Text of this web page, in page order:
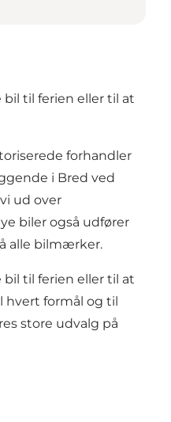
til ferien eller til at
forhandler
i Bred ved
ud over
biler også udfører
alle bilmærker.
til ferien eller til at
hvert formål og til
store udvalg på